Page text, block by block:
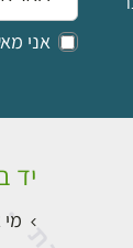
אני
יד
מי